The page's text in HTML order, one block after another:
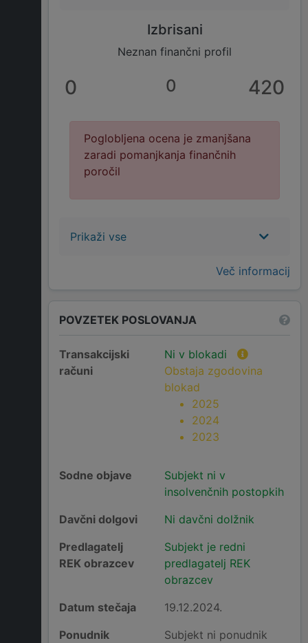
Izbrisani
Neznan finančni profil
0 0 420
Poglobljena ocena je zmanjšana
zaradi pomanjkanja finančnih
poročil
Prikaži vse
Več informacij
POVZETEK POSLOVANJA
Transakcijski
računi
Ni v blokadi
Obstaja zgodovina
blokad
2025
2024
2023
Sodne objave
Subjekt ni v
insolvenčnih postopkih
Davčni dolgovi
Ni davčni dolžnik
Predlagatelj
REK obrazcev
Subjekt je redni
predlagatelj REK
obrazcev
Datum stečaja
19.12.2024.
Ponudnik
Subjekt ni ponudnik